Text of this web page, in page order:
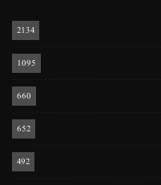
2134
1095
660
652
492